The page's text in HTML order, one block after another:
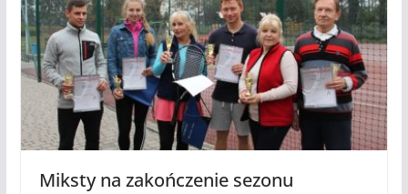
Miksty na zakończenie sezonu